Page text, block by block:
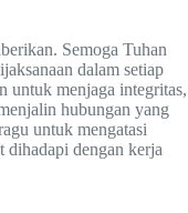
Semoga Tuhan
dalam setiap
untuk menjaga integritas,
hubungan yang
untuk mengatasi
dihadapi dengan kerja